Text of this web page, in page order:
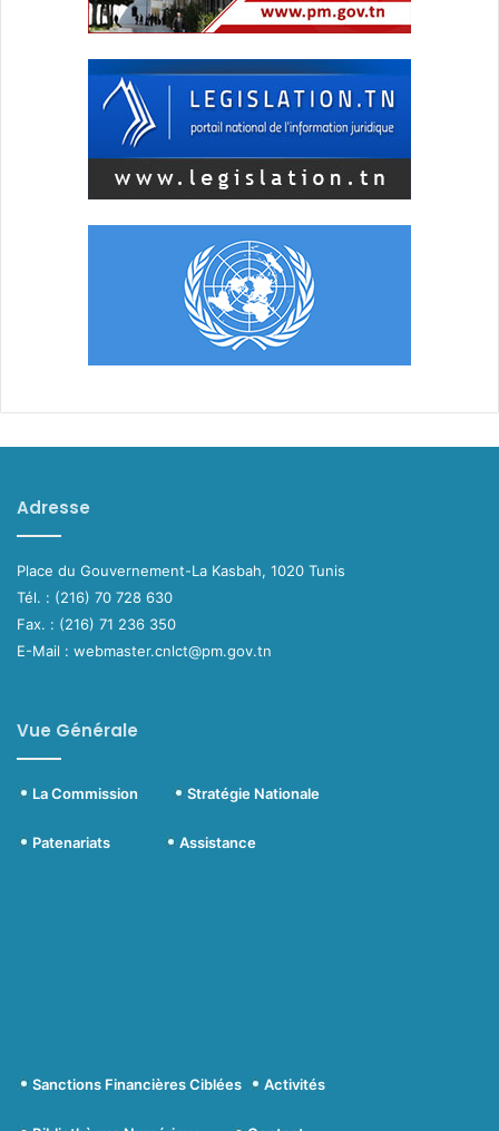
Adresse
Place du Gouvernement-La Kasbah, 1020 Tunis
Tél. : (216) 70 728 630
Fax. : (216) 71 236 350
E-Mail : webmaster.cnlct@pm.gov.tn
Vue Générale
La Commission Stratégie Nationale
Patenariats Assistance
Sanctions Financières Ciblées Activités